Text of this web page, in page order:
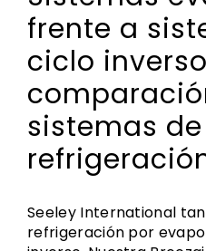
frente a
ciclo
sistemas de
Seeley International
refrigeración por